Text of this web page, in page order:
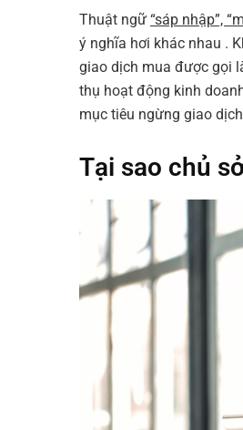
Thuật ngữ “sáp nhập”,
ý nghĩa hơi khác nhau .
giao dịch mua được gọi
thụ hoạt động kinh
mục tiêu ngừng giao
Tại sao chủ